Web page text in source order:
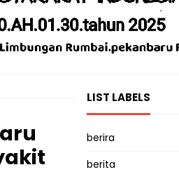
LIST LABELS
berira
berita